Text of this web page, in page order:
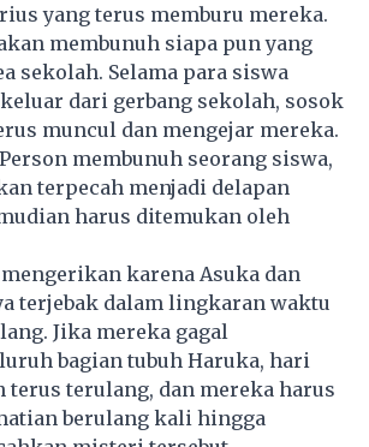
yang terus memburu mereka.
membunuh siapa pun yang
sekolah. Selama para siswa
dari gerbang sekolah, sosok
muncul dan mengejar mereka.
membunuh seorang siswa,
terpecah menjadi delapan
harus ditemukan oleh
karena Asuka dan
terjebak dalam lingkaran waktu
Jika mereka gagal
bagian tubuh Haruka, hari
terus terulang, dan mereka harus
berulang kali hingga